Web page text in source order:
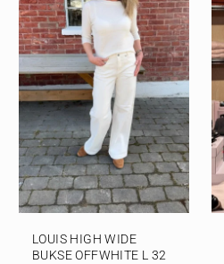
LOUIS HIGH WIDE
BUKSE OFFWHITE L 32